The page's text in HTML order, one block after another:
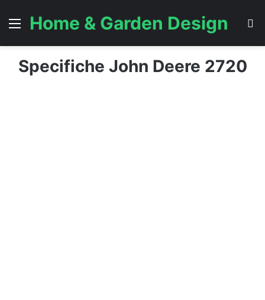
Menu
Home & Garden Design
Specifiche John Deere 2720